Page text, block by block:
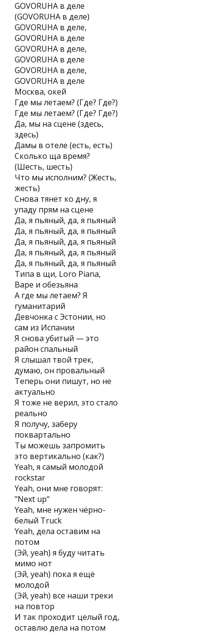
GOVORUHA в деле
(GOVORUHA в деле)
GOVORUHA в деле,
GOVORUHA в деле
GOVORUHA в деле,
GOVORUHA в деле
GOVORUHA в деле,
GOVORUHA в деле
Москва, окей
Где мы летаем? (Где? Где?)
Где мы летаем? (Где? Где?)
Да, мы на сцене (здесь,
здесь)
Дамы в отеле (есть, есть)
Сколько ща время?
(Шесть, шесть)
Что мы исполним? (Жесть,
жесть)
Снова тянет ко дну, я
упаду прям на сцене
Да, я пьяный, да, я пьяный
Да, я пьяный, да, я пьяный
Да, я пьяный, да, я пьяный
Да, я пьяный, да, я пьяный
Да, я пьяный, да, я пьяный
Типа в щи, Loro Piana,
Bape и обезьяна
А где мы летаем? Я
гуманитарий
Девчонка с Эстонии, но
сам из Испании
Я снова убитый — это
район спальный
Я слышал твой трек,
думаю, он провальный
Теперь они пишут, но не
актуально
Я тоже не верил, это стало
реально
Я получу, заберу
поквартально
Ты можешь запромить
это вертикально (как?)
Yeah, я самый молодой
rockstar
Yeah, они мне говорят:
"Next up"
Yeah, мне нужен чёрно-
белый Truck
Yeah, дела оставим на
потом
(Эй, yeah) я буду читать
мимо нот
(Эй, yeah) пока я ещё
молодой
(Эй, yeah) все наши треки
на повтор
И так проходит целый год,
оставлю дела на потом